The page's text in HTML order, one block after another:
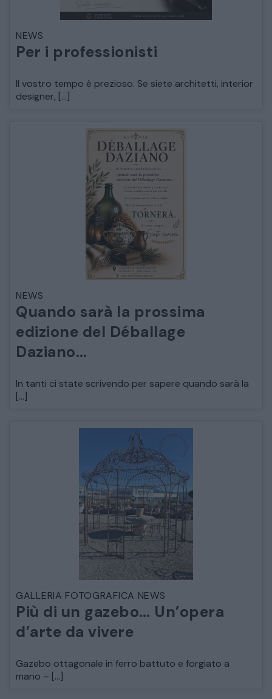
TAVOLI TAVOLINI CONSOLE
SEDIE POLTRONE DIVANI
CREDENZE – DOPPI CORPI – BUFFET
SALE DA PRANZO – STUDIO UFFICIO
ARREDO DA GIARDINO
DECORAZIONI OGGETTISTICA ILLUMINAZIONE
STILI ED ESPOSIZIONE
STRUMENTI MUSICALI
VEICOLI D’EPOCA
NEWS
Per i professionisti
Il vostro tempo è prezioso. Se siete architetti, interior
designer, […]
NEWS
Quando sarà la prossima
edizione del Déballage
Daziano…
In tanti ci state scrivendo per sapere quando sarà la
[…]
GALLERIA FOTOGRAFICA NEWS
Più di un gazebo… Un’opera
d’arte da vivere
Gazebo ottagonale in ferro battuto e forgiato a
mano – […]